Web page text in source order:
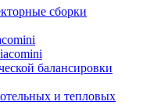
сборки
балансировки
и тепловых